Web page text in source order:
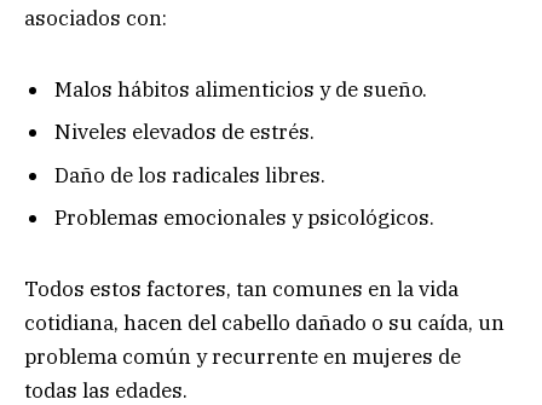
asociados con:
Malos hábitos alimenticios y de sueño.
Niveles elevados de estrés.
Daño de los radicales libres.
Problemas emocionales y psicológicos.
Todos estos factores, tan comunes en la vida
cotidiana, hacen del cabello dañado o su caída, un
problema común y recurrente en mujeres de
todas las edades.